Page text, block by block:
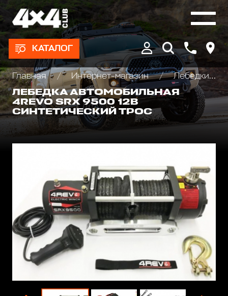
КАТАЛОГ
Главная Интернет-магазин
Лебедки автомобильные, для квадроциклов и эвакуаторов
ЛЕБЕДКА АВТОМОБИЛЬНАЯ
4REVO SRX 9500 12В
СИНТЕТИЧЕСКИЙ ТРОС